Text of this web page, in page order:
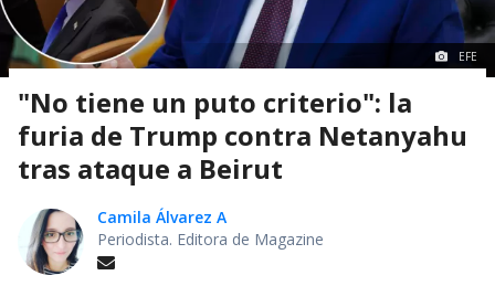
EFE
"No tiene un puto criterio": la
furia de Trump contra Netanyahu
tras ataque a Beirut
Camila Álvarez A
Periodista. Editora de Magazine